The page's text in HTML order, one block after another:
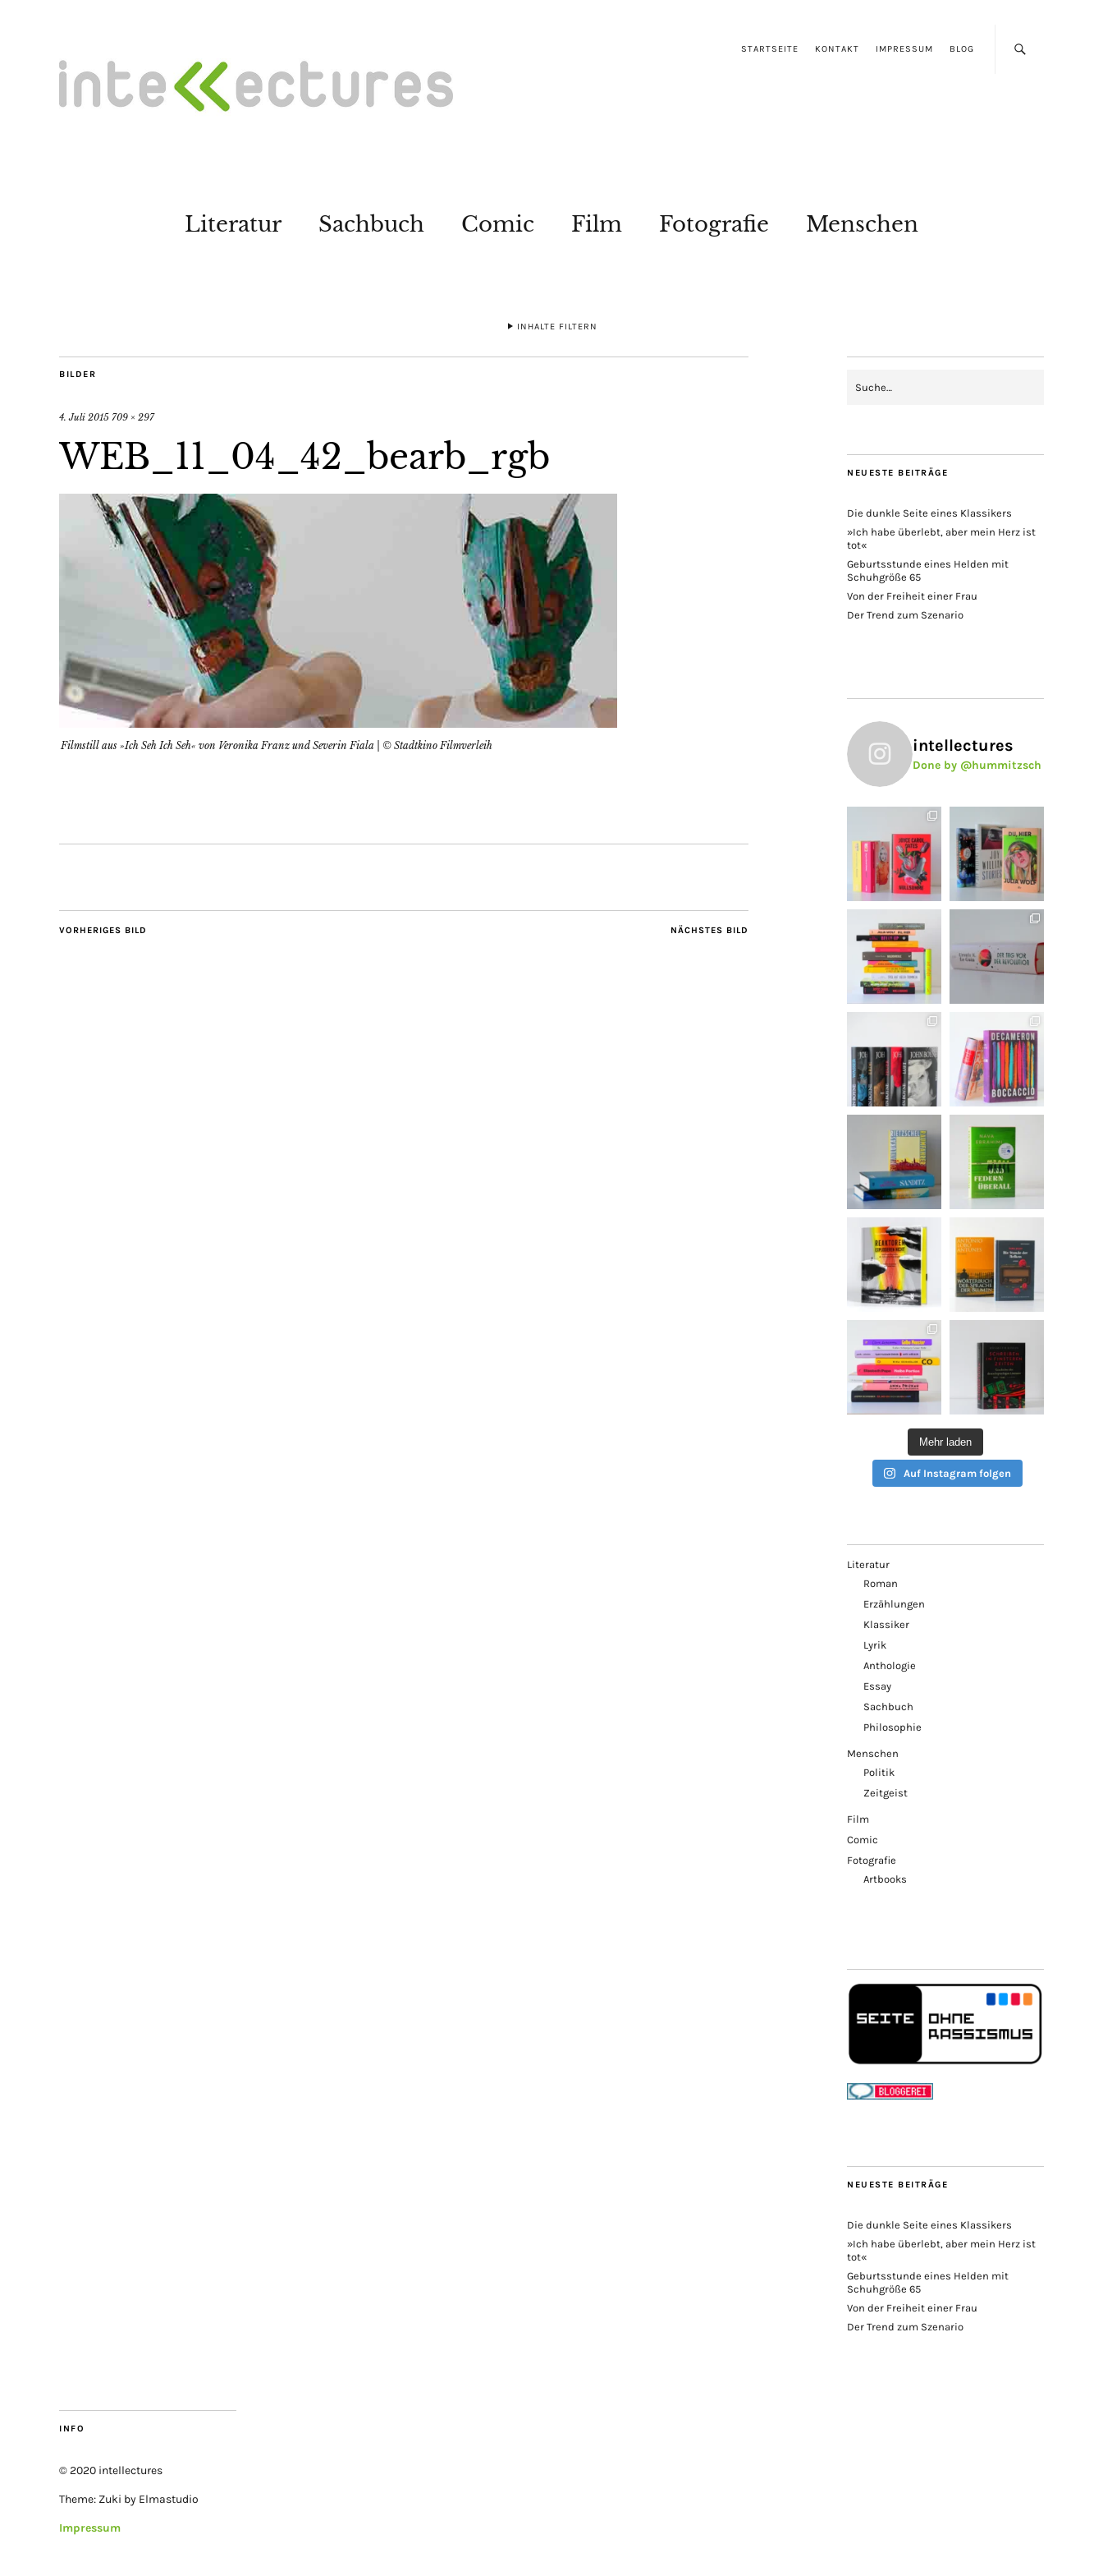
STARTSEITE KONTAKT IMPRESSUM BLOG
Literatur Sachbuch Comic Film Fotografie Menschen
INHALTE FILTERN
BILDER
4. Juli 2015 709 × 297
WEB_11_04_42_bearb_rgb
Filmstill aus »Ich Seh Ich Seh« von Veronika Franz und Severin Fiala | © Stadtkino Filmverleih
NÄCHSTES BILD
VORHERIGES BILD
NEUESTE BEITRÄGE
Die dunkle Seite eines Klassikers
»Ich habe überlebt, aber mein Herz ist
tot«
Geburtsstunde eines Helden mit
Schuhgröße 65
Von der Freiheit einer Frau
Der Trend zum Szenario
intellectures
Done by @hummitzsch
Mehr laden
Auf Instagram folgen
Literatur
Roman
Erzählungen
Klassiker
Lyrik
Anthologie
Essay
Sachbuch
Philosophie
Menschen
Politik
Zeitgeist
Film
Comic
Fotografie
Artbooks
NEUESTE BEITRÄGE
Die dunkle Seite eines Klassikers
»Ich habe überlebt, aber mein Herz ist
tot«
Geburtsstunde eines Helden mit
Schuhgröße 65
Von der Freiheit einer Frau
Der Trend zum Szenario
INFO
© 2020 intellectures
Theme: Zuki by Elmastudio
Impressum